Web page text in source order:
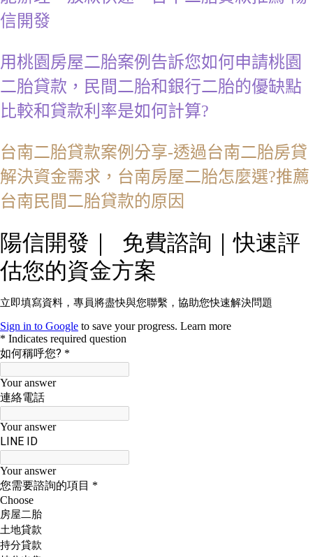
信開發
用桃園房屋二胎案例告訴您如何申請桃園
二胎貸款，民間二胎和銀行二胎的優缺點
比較和貸款利率是如何計算?
台南二胎貸款案例分享-透過台南二胎房貸
解決資金需求，台南房屋二胎怎麼選?推薦
台南民間二胎貸款的原因